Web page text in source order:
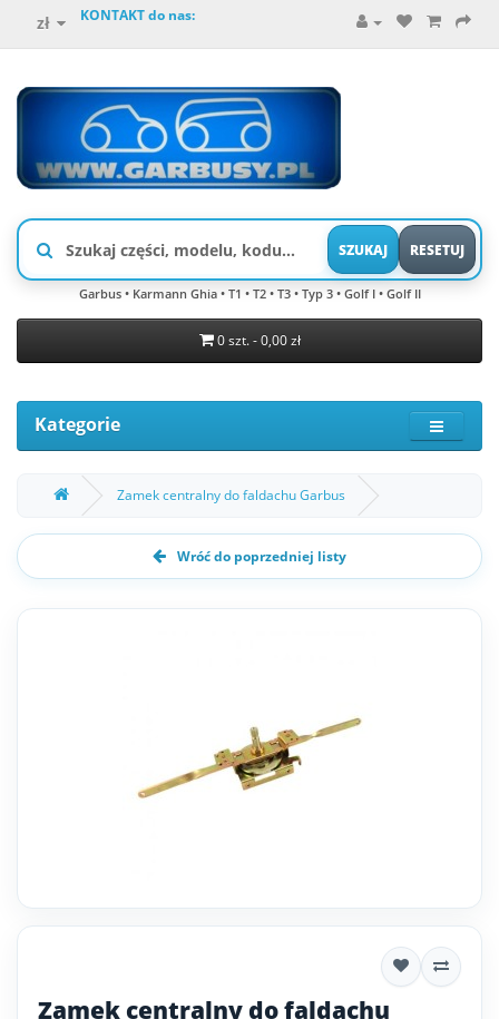
zł KONTAKT do nas:
SZUKAJ RESETUJ
Garbus • Karmann Ghia • T1 • T2 • T3 • Typ 3 • Golf I • Golf II
0 szt. - 0,00 zł
Kategorie
Zamek centralny do faldachu Garbus
Wróć do poprzedniej listy
Zamek centralny do faldachu